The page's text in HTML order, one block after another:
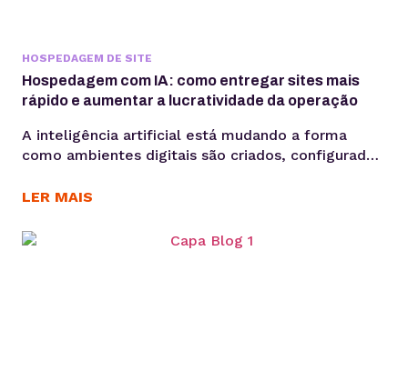
HOSPEDAGEM DE SITE
Hospedagem com IA: como entregar sites mais
rápido e aumentar a lucratividade da operação
A inteligência artificial está mudando a forma
como ambientes digitais são criados, configurados
automatiza processos e gera mais produtividade
lucrativa — até o momento em que o tempo gasto
LER MAIS